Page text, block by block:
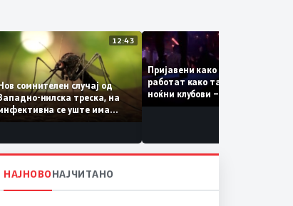
12:43
Нов сомнителен случај од
Западно-нилска треска, на
инфективна се уште има
пациенти во критична
Пријавени како туристки, а
работат како танчерки во
ноќни клубови – полицијата
откри сомнителна шема за
НАЈНОВОНАЈЧИТАНО